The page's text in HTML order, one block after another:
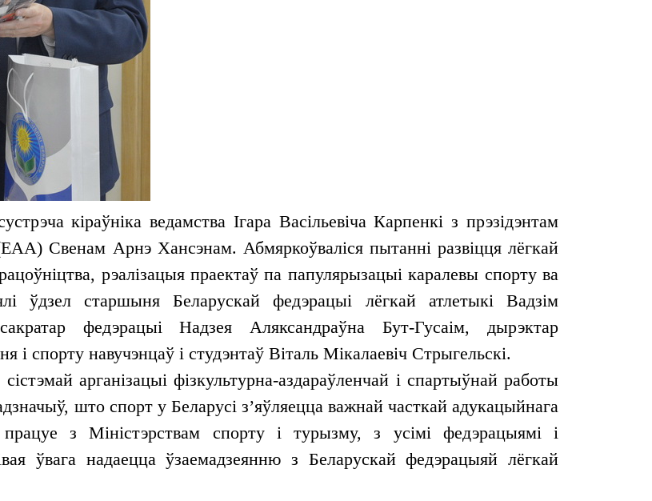
кіраўніка ведамства Ігара Васільевіча Карпенкі з прэзідэнтам
Свенам Арнэ Хансэнам. Абмяркоўваліся пытанні развіцця лёгкай
рэалізацыя праектаў па папулярызацыі каралевы спорту ва
ўдзел старшыня Беларускай федэрацыі лёгкай атлетыкі Вадзім
федэрацыі Надзея Аляксандраўна Бут-Гусаім, дырэктар
і спорту навучэнцаў і студэнтаў Віталь Мікалаевіч Стрыгельскі.
арганізацыі фізкультурна-аздараўленчай і спартыўнай работы
што спорт у Беларусі з’яўляецца важнай часткай адукацыйнага
з Міністэрствам спорту і турызму, з усімі федэрацыямі і
ўвага надаецца ўзаемадзеянню з Беларускай федэрацыяй лёгкай